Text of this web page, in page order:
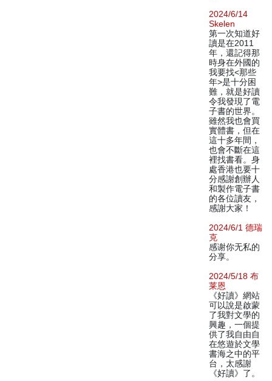
2024/6/14
Skelen
第一次知道好
讀是在2011
年，還記得那
時身在外國的
我要找<那些
年>是十分困
難，就是好讀
令我發現了電
子書的世界。
雖然我也會買
實體書，但在
這十多年間，
也會不斷在這
裡找書看。身
處香港也要十
分感謝創辦人
和製作電子書
的各位讀友，
感謝大家！
2024/6/1 德瑞
克
感谢你无私的
分享。
2024/5/18 布
莱恩
《好讀》網站
可以說是啟蒙
了我對文學的
興趣，一個提
供了我自由自
在悠遊於文學
書海之中的平
台，太感謝
《好讀》了。